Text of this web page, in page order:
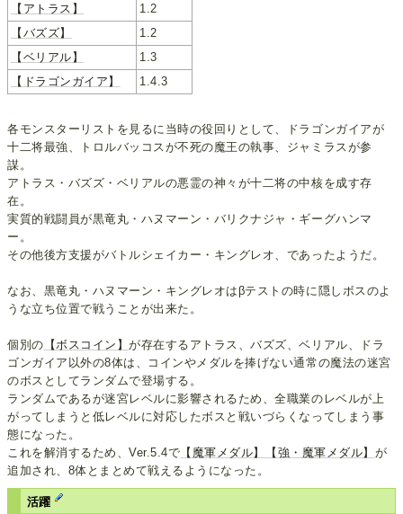
【アトラス】
1.2
【バズズ】
1.2
【ベリアル】
1.3
【ドラゴンガイア】
1.4.3
各モンスターリストを見るに当時の役回りとして、ドラゴンガイアが
十二将最強、トロルバッコスが不死の魔王の執事、ジャミラスが参
謀。
アトラス・バズズ・ベリアルの悪霊の神々が十二将の中核を成す存
在。
実質的戦闘員が黒竜丸・ハヌマーン・バリクナジャ・ギーグハンマ
ー。
その他後方支援がバトルシェイカー・キングレオ、であったようだ。
なお、黒竜丸・ハヌマーン・キングレオはβテストの時に隠しボスのよ
うな立ち位置で戦うことが出来た。
個別の 【ボスコイン】が存在するアトラス、バズズ、ベリアル、ドラ
ゴンガイア以外の8体は、コインやメダルを捧げない通常の魔法の迷宮
のボスとしてランダムで登場する。
ランダムであるが迷宮レベルに影響されるため、全職業のレベルが上
がってしまうと低レベルに対応したボスと戦いづらくなってしまう事
態になった。
これを解消するため、Ver.5.4で 【魔軍メダル】 【強・魔軍メダル】 が
追加され、8体とまとめて戦えるようになった。
活躍